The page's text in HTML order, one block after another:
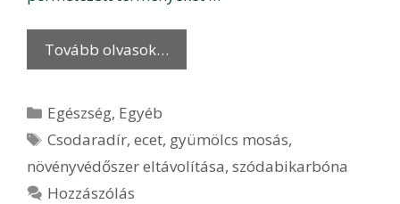
Tovább olvasok…
Kategória
Egészség, Egyéb
Címkék
Csodaradír,ecet, gyümölcs mosás,
növényvédőszer eltávolítása, szódabikarbóna
Hozzászólás